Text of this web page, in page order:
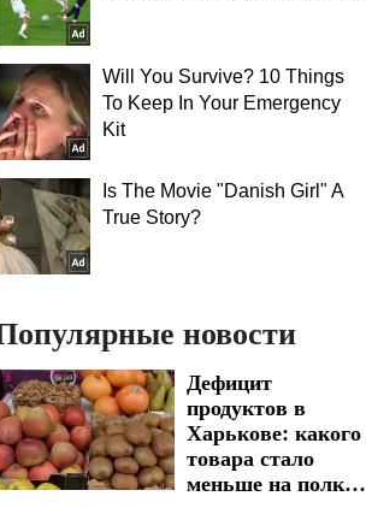
Will You Survive? 10 Things
To Keep In Your Emergency
Kit
Is The Movie "Danish Girl" A
True Story?
новости
Дефицит
продуктов в
Харькове: какого
товара стало
меньше на полках